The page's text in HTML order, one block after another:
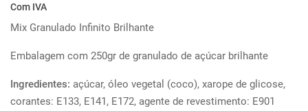
Com IVA
Mix Granulado Infinito Brilhante
Embalagem com 250gr de granulado de açúcar brilhante
Ingredientes: açúcar, óleo vegetal (coco), xarope de glicose,
corantes: E133, E141, E172, agente de revestimento: E901